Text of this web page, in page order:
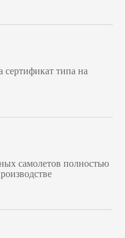
типа на
самолетов полностью